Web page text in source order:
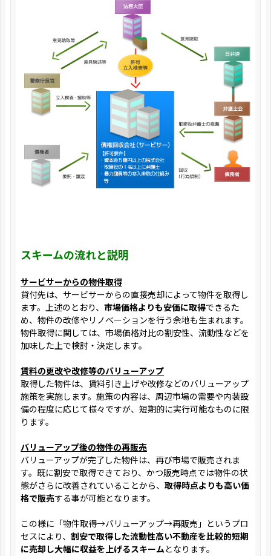
スキームの流れと説明
サービサーからの物件取得
貸付先は、サービサーからの直接売却によって物件を取得し
ます。上述のとおり、 市場価格よりも安価に取得できるた
め、物件の改修やリノベーションを行う余地も生まれます。
物件取得に関しては、市場価格対比の割安性、流動性などを
加味した上で検討・決定します。
賃料の更改や改修等のバリューアップ
取得した物件は、賃料引き上げや改修などのバリューアップ
施策を実施します。施策の内容は、周辺市場の需要や内装設
備の程度に応じて様々ですが、短期的に実行可能なものに限
ります。
バリューアップ後の物件の再販売
バリューアップが完了した物件は、再び市場で販売されま
す。既に割安で取得できており、かつ販売時点では物件の状
態がさらに改善されていることから、 取得時点よりも高い価
格で販売する事が可能となります。
この様に「物件取得→バリューアップ→再販売」というプロ
セスにより、 割安で取得した流動性高い不動産を比較的短期
に売却し大幅に収益を上げるスキームとなります。